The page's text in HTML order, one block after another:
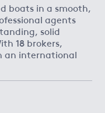
boats in a smooth,
agents
solid
18 brokers,
an international